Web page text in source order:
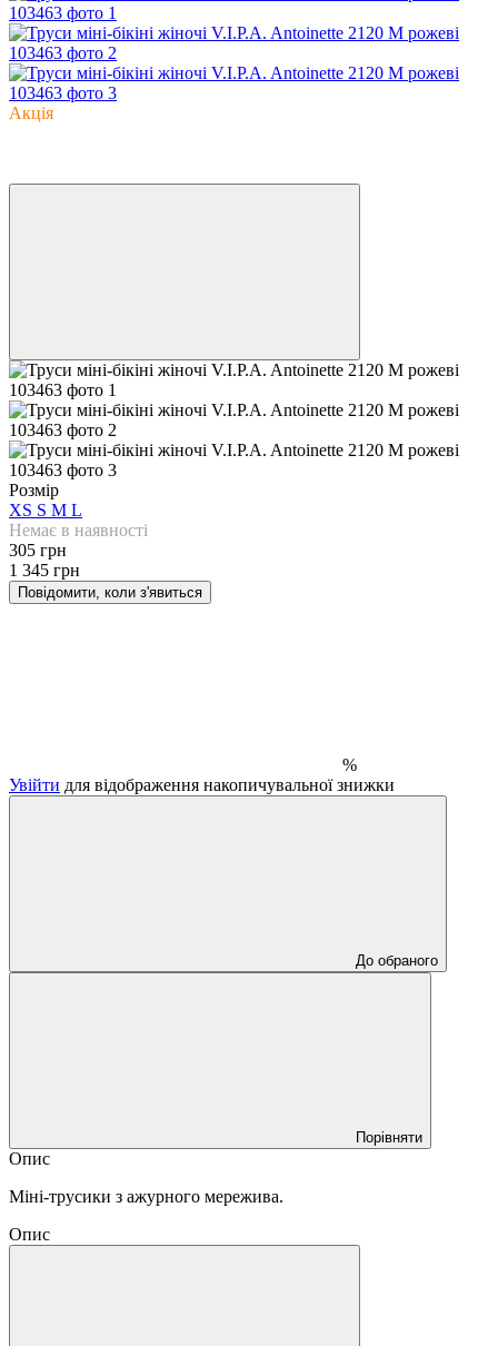
Акція
Розмір
XS S M L
Немає в наявності
305 грн
1 345 грн
Повідомити, коли з'явиться
%
Увійти для відображення накопичувальної знижки
До обраного
Порівняти
Опис
Міні-трусики з ажурного мережива.
Опис